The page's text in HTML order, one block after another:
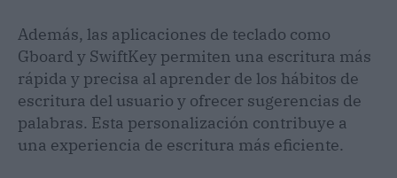
Además, las aplicaciones de teclado como
Gboard y SwiftKey permiten una escritura más
rápida y precisa al aprender de los hábitos de
escritura del usuario y ofrecer sugerencias de
palabras. Esta personalización contribuye a
una experiencia de escritura más eficiente.